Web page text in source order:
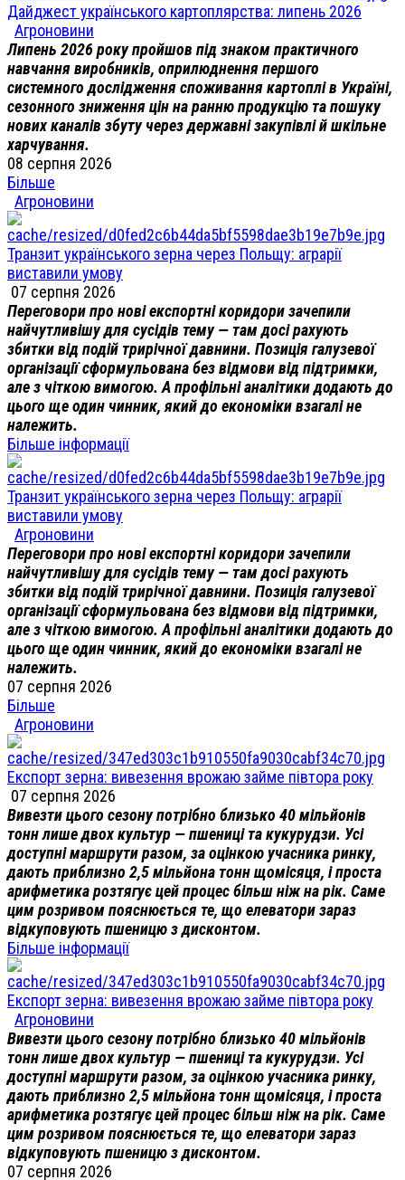
Дайджест українського картоплярства: липень 2026
Агроновини
Липень 2026 року пройшов під знаком практичного
навчання виробників, оприлюднення першого
системного дослідження споживання картоплі в Україні,
сезонного зниження цін на ранню продукцію та пошуку
нових каналів збуту через державні закупівлі й шкільне
харчування.
08 серпня 2026
Більше
Агроновини
Транзит українського зерна через Польщу: аграрії
виставили умову
07 серпня 2026
Переговори про нові експортні коридори зачепили
найчутливішу для сусідів тему — там досі рахують
збитки від подій трирічної давнини. Позиція галузевої
організації сформульована без відмови від підтримки,
але з чіткою вимогою. А профільні аналітики додають до
цього ще один чинник, який до економіки взагалі не
належить.
Більше інформації
Транзит українського зерна через Польщу: аграрії
виставили умову
Агроновини
Переговори про нові експортні коридори зачепили
найчутливішу для сусідів тему — там досі рахують
збитки від подій трирічної давнини. Позиція галузевої
організації сформульована без відмови від підтримки,
але з чіткою вимогою. А профільні аналітики додають до
цього ще один чинник, який до економіки взагалі не
належить.
07 серпня 2026
Більше
Агроновини
Експорт зерна: вивезення врожаю займе півтора року
07 серпня 2026
Вивезти цього сезону потрібно близько 40 мільйонів
тонн лише двох культур — пшениці та кукурудзи. Усі
доступні маршрути разом, за оцінкою учасника ринку,
дають приблизно 2,5 мільйона тонн щомісяця, і проста
арифметика розтягує цей процес більш ніж на рік. Саме
цим розривом пояснюється те, що елеватори зараз
відкуповують пшеницю з дисконтом.
Більше інформації
Експорт зерна: вивезення врожаю займе півтора року
Агроновини
Вивезти цього сезону потрібно близько 40 мільйонів
тонн лише двох культур — пшениці та кукурудзи. Усі
доступні маршрути разом, за оцінкою учасника ринку,
дають приблизно 2,5 мільйона тонн щомісяця, і проста
арифметика розтягує цей процес більш ніж на рік. Саме
цим розривом пояснюється те, що елеватори зараз
відкуповують пшеницю з дисконтом.
07 серпня 2026